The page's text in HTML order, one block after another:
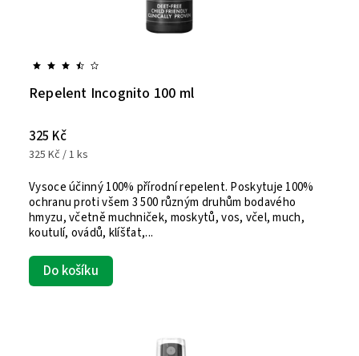
Repelent Incognito 100 ml
325 Kč
325 Kč / 1 ks
Do košíku
Vysoce účinný 100% přírodní repelent. Poskytuje 100%
ochranu proti všem 3 500 různým druhům bodavého
hmyzu, včetně muchniček, moskytů, vos, včel, much,
koutulí, ovádů, klíšťat,...